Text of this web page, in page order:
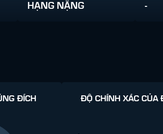
HẠNG NẶNG -
ĐÍCH ĐỘ CHÍNH XÁC CỦA